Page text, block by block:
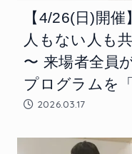
【4/26(日)開
人もない人も
〜 来場者全員
プログラムを
2026.03.17